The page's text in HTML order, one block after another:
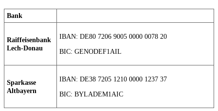
Bank
Raiffeisenbank
Lech-Donau
IBAN: DE80 7206 9005 0000 0078 20
BIC: GENODEF1AIL
Sparkasse
Altbayern
IBAN: DE38 7205 1210 0000 1237 37
BIC: BYLADEM1AIC